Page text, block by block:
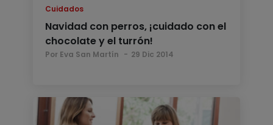
Cuidados
Navidad con perros, ¡cuidado con el
chocolate y el turrón!
Por Eva San Martín 29 Dic 2014